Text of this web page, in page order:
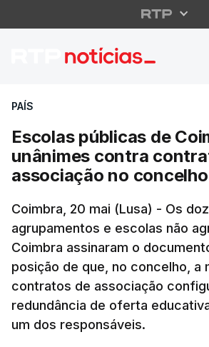
Escolas
PAÍS
Escolas públicas de
unânimes contra
associação no concelho
Coimbra, 20 mai (Lusa) - Os
agrupamentos e escolas não
Coimbra assinaram o
posição de que, no concelho, a
contratos de associação
redundância de oferta
um dos responsáveis.